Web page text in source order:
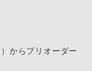
からプリオーダー